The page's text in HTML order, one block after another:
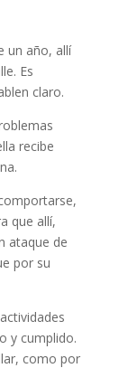
un año, allí
Es
claro.
recibe
que allí,
ataque de
por su
y cumplido.
como por